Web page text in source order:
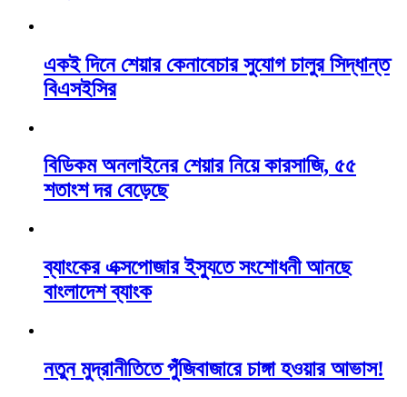
একই দিনে শেয়ার কেনাবেচার সুযোগ চালুর সিদ্ধান্ত
বিএসইসির
বিডিকম অনলাইনের শেয়ার নিয়ে কারসাজি, ৫৫
শতাংশ দর বেড়েছে
ব্যাংকের এক্সপোজার ইস্যুতে সংশোধনী আনছে
বাংলাদেশ ব্যাংক
নতুন মুদ্রানীতিতে পুঁজিবাজারে চাঙ্গা হওয়ার আভাস!